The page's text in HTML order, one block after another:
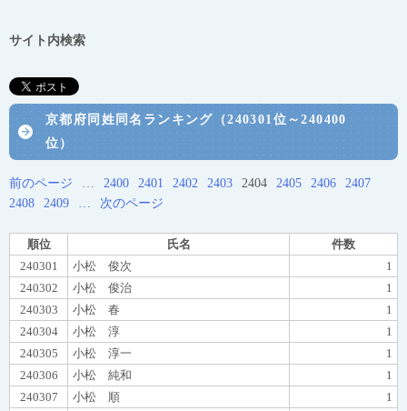
サイト内検索
京都府同姓同名ランキング（240301位～240400
位）
前のページ … 2400 2401 2402 2403 2404 2405 2406
2407
2408
2409 … 次のページ
順位 氏名
件数
240301
小松 俊次
1
240302
小松 俊治
1
240303
小松 春
1
240304
小松 淳
1
240305
小松 淳一
1
240306
小松 純和
1
240307
小松 順
1